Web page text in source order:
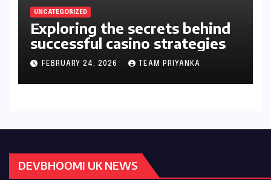
UNCATEGORIZED
Exploring the secrets behind
successful casino strategies
FEBRUARY 24, 2026 TEAM PRIYANKA
DEVBHOOMI UK NEWS